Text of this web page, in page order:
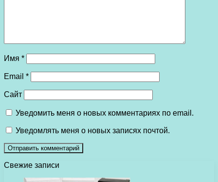
Имя *
Email *
Сайт
Уведомить меня о новых комментариях по email.
Уведомлять меня о новых записях почтой.
Свежие записи